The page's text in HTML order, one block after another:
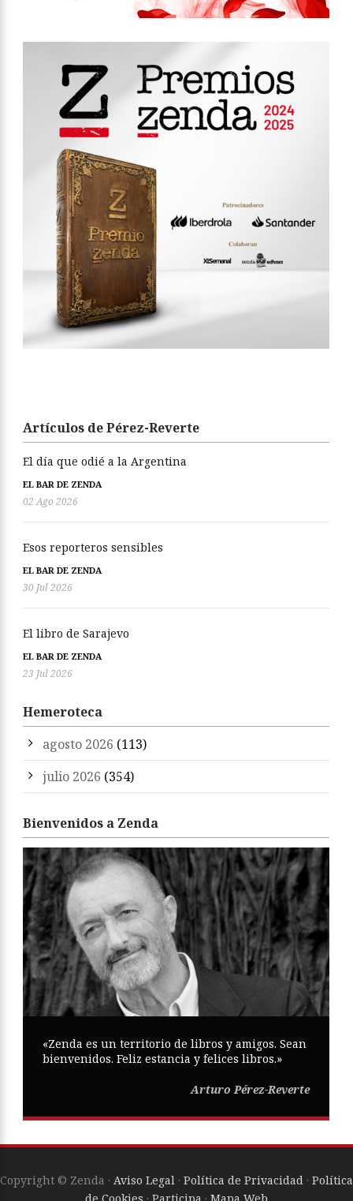
Artículos de Pérez-Reverte
El día que odié a la Argentina
EL BAR DE ZENDA
02 Ago 2026
Esos reporteros sensibles
EL BAR DE ZENDA
30 Jul 2026
El libro de Sarajevo
EL BAR DE ZENDA
23 Jul 2026
Hemeroteca
agosto 2026 (113)
julio 2026 (354)
Bienvenidos a Zenda
«Zenda es un territorio de libros y amigos. Sean
bienvenidos. Feliz estancia y felices libros.»
Arturo Pérez-Reverte
Copyright © Zenda · Aviso Legal · Política de Privacidad · Política